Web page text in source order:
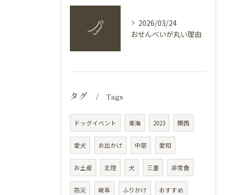
2026/03/24
おせんべいが丸い理由
タグ Tags
ドッグイベント 東海 2023 関西
愛犬 お出かけ 中部 愛知
お土産 北陸 犬 三重 非常食
防災 岐阜 ふりかけ おすすめ